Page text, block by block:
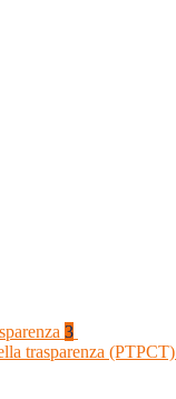
3
trasparenza (PTPCT)